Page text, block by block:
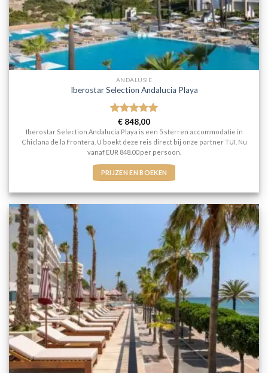
ANDALUSIË
Iberostar Selection Andalucia Playa
Gewaardeerd
5uit 5
€ 848,00
Iberostar Selection Andalucia Playa is een 5 sterren accommodatie in
Chiclana de la Frontera. U boekt deze reis direct bij onze partner TUI. Nu
vanaf EUR 848.00 per persoon.
PRIJZEN EN BOEKEN